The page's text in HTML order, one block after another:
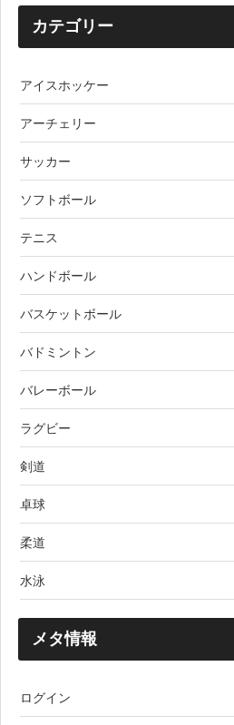
カテゴリー
アイスホッケー
アーチェリー
サッカー
ソフトボール
テニス
ハンドボール
バスケットボール
バドミントン
バレーボール
ラグビー
剣道
卓球
柔道
水泳
メタ情報
ログイン